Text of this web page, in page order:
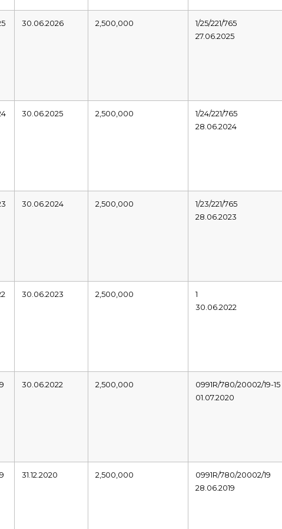
30.06.2026 2,500,000
1/25/221/765
27.06.2025
30.06.2025 2,500,000
1/24/221/765
28.06.2024
30.06.2024 2,500,000
1/23/221/765
28.06.2023
30.06.2023 2,500,000
1
30.06.2022
30.06.2022 2,500,000
0991R/780/20002/19-15
01.07.2020
31.12.2020 2,500,000
0991R/780/20002/19
28.06.2019